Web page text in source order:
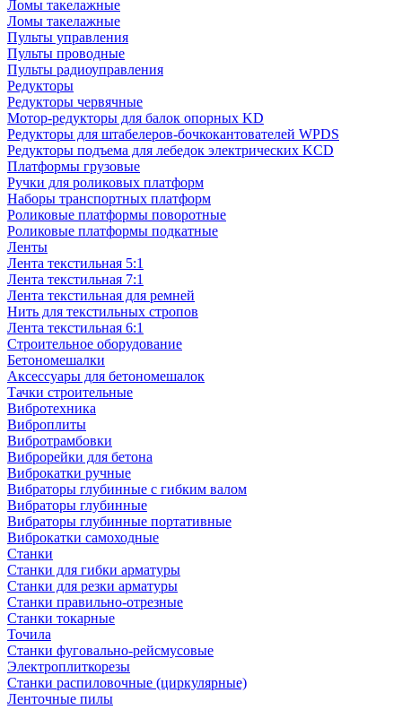
Ломы такелажные
Ломы такелажные
Пульты управления
Пульты проводные
Пульты радиоуправления
Редукторы
Редукторы червячные
Мотор-редукторы для балок опорных KD
Редукторы для штабелеров-бочкокантователей WPDS
Редукторы подъема для лебедок электрических KCD
Платформы грузовые
Ручки для роликовых платформ
Наборы транспортных платформ
Роликовые платформы поворотные
Роликовые платформы подкатные
Ленты
Лента текстильная 5:1
Лента текстильная 7:1
Лента текстильная для ремней
Нить для текстильных стропов
Лента текстильная 6:1
Строительное оборудование
Бетономешалки
Аксессуары для бетономешалок
Тачки строительные
Вибротехника
Виброплиты
Вибротрамбовки
Виброрейки для бетона
Виброкатки ручные
Вибраторы глубинные с гибким валом
Вибраторы глубинные
Вибраторы глубинные портативные
Виброкатки самоходные
Станки
Станки для гибки арматуры
Станки для резки арматуры
Станки правильно-отрезные
Станки токарные
Точила
Станки фуговально-рейсмусовые
Электроплиткорезы
Станки распиловочные (циркулярные)
Ленточные пилы